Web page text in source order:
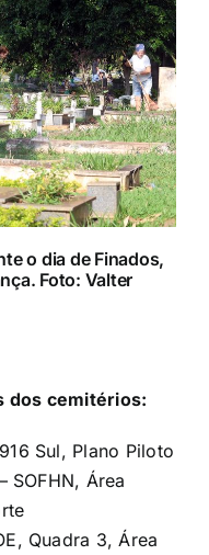
o dia de Finados,
Foto: Valter
dos cemitérios:
Sul, Plano Piloto
SOFHN, Área
Quadra 3, Área